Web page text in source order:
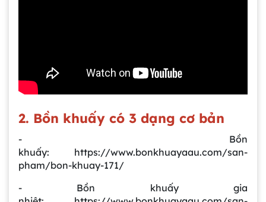
2. Bồn khuấy có 3 dạng cơ bản
- Bồn
khuấy: https://www.bonkhuayaau.com/san-
pham/bon-khuay-171/
- Bồn khuấy gia